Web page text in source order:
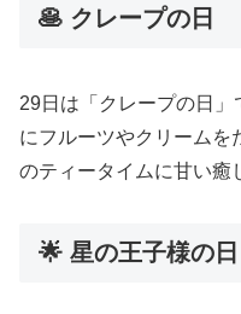
🥞 クレープの日
29日は「クレープの日
にフルーツやクリームを
のティータイムに甘い癒
🌟 星の王子様の日